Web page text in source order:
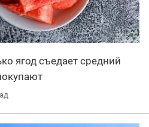
ягод съедает средний